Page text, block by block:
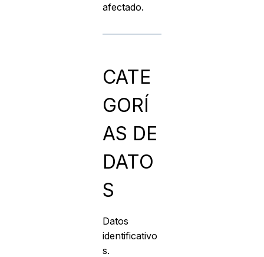
afectado.
CATE
GORÍ
AS DE
DATO
S
Datos
identificativo
s.